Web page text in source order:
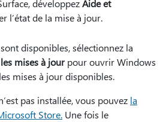
développezAide et
l’état de la mise à jour.
disponibles, sélectionnez la
mises à jourpour ouvrir Windows
mises à jour disponibles.
pas installée, vous pouvez la
Store. Une fois le